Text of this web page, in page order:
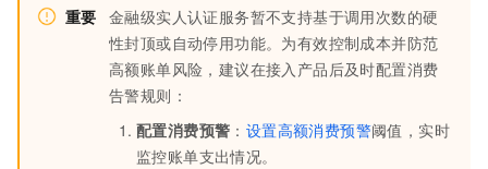
重要 金融级实人认证服务暂不支持基于调用次数的硬
性封顶或自动停用功能。为有效控制成本并防范
高额账单风险，建议在接入产品后及时配置消费
告警规则：
配置消费预警 ： 设置高额消费预警阈值，实时
监控账单支出情况。